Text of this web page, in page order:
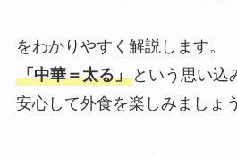
をわかりやすく解説します。
「中華＝太る」という思い込
安心して外食を楽しみましょう